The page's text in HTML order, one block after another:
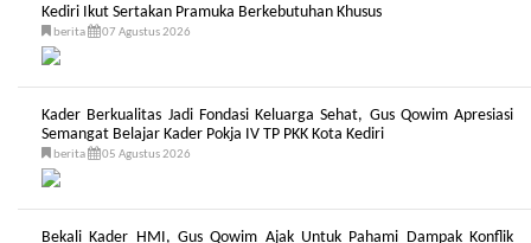
Kediri Ikut Sertakan Pramuka Berkebutuhan Khusus
berita 07 Agustus 2026
Kader Berkualitas Jadi Fondasi Keluarga Sehat, Gus Qowim Apresiasi
Semangat Belajar Kader Pokja IV TP PKK Kota Kediri
berita 05 Agustus 2026
Bekali Kader HMI, Gus Qowim Ajak Untuk Pahami Dampak Konflik